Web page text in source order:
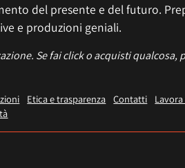
del presente e del futuro.
e produzioni geniali.
Se fai click o acquisti qualcosa,
Etica e trasparenza Contatti